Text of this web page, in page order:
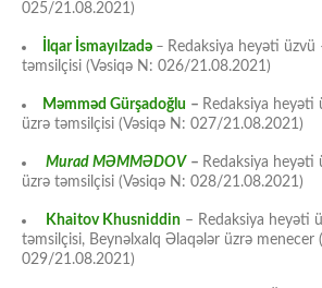
025/21.08.2021)
İlqar İsmayılzadə – Redaksiya heyəti üzvü
təmsilçisi (Vəsiqə N: 026/21.08.2021)
Məmməd Gürşadoğlu – Redaksiya heyəti
üzrə təmsilçisi (Vəsiqə N: 027/21.08.2021)
Murad MƏMMƏDOV – Redaksiya heyəti
üzrə təmsilçisi (Vəsiqə N: 028/21.08.2021)
Khaitov Khusniddin – Redaksiya heyəti
təmsilçisi, Beynəlxalq Əlaqələr üzrə menecer
029/21.08.2021)